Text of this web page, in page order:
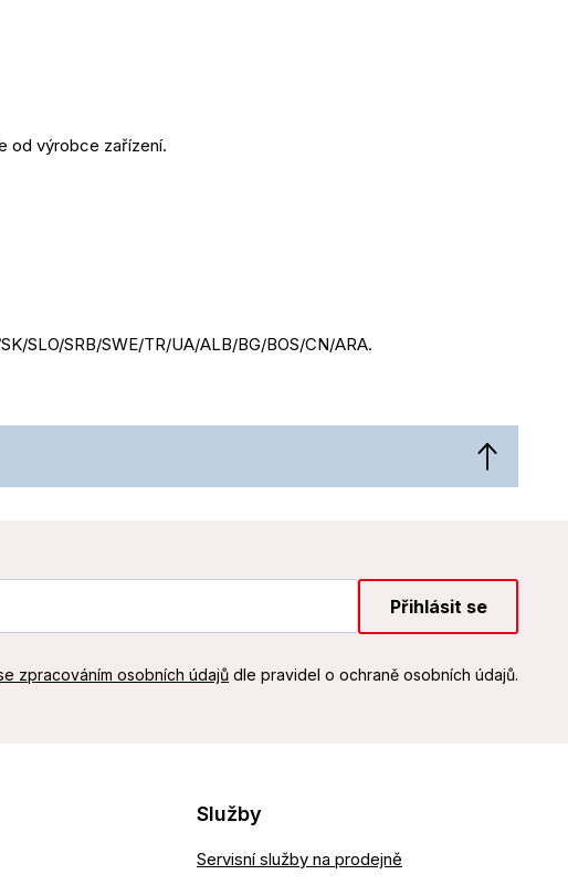
od výrobce zařízení.
SLO/SRB/SWE/TR/UA/ALB/BG/BOS/CN/ARA.
Přihlásit se
zpracováním osobních údajůdle pravidel o ochraně osobních údajů.
Služby
Servisní služby na prodejně